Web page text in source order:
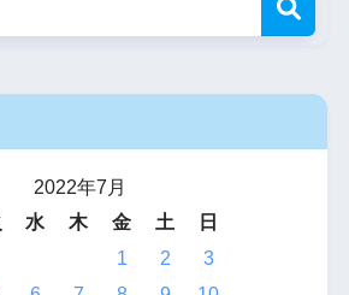
2022年7月
水 木 金 土
日
1
2
3